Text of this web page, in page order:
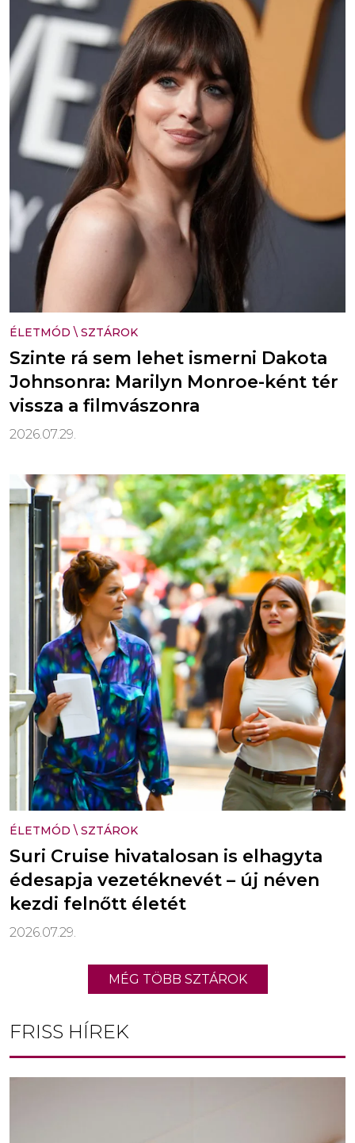
ÉLETMÓD \ SZTÁROK
Szinte rá sem lehet ismerni Dakota
Johnsonra: Marilyn Monroe-ként tér
vissza a filmvászonra
2026.07.29.
ÉLETMÓD \ SZTÁROK
Suri Cruise hivatalosan is elhagyta
édesapja vezetéknevét – új néven
kezdi felnőtt életét
2026.07.29.
MÉG TÖBB SZTÁROK
FRISS HÍREK